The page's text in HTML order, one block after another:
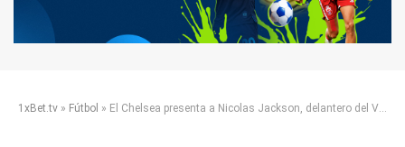
1xBet.tv » Fútbol » El Chelsea presenta a Nicolas Jackson, delantero del Villarreal, traspasado por 37 millones de euros